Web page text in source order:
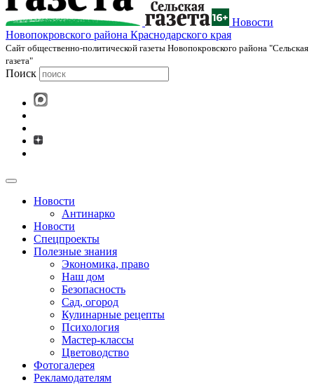
Новости
Новопокровского района Краснодарского края
Cайт общественно-политической газеты Новопокровского района "Сельская
газета"
Поиск
Новости
Антинарко
Новости
Спецпроекты
Полезные знания
Экономика, право
Наш дом
Безопасность
Сад, огород
Кулинарные рецепты
Психология
Мастер-классы
Цветоводство
Фотогалерея
Рекламодателям